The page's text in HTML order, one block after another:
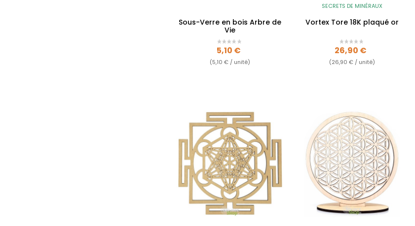
Sous-Verre en bois Arbre de
Vie
Prix
5,10 €
(5,10 € / unité)
SECRETS DE MINÉRAUX
Vortex Tore 18K plaqué or
Prix
26,90 €
(26,90 € / unité)